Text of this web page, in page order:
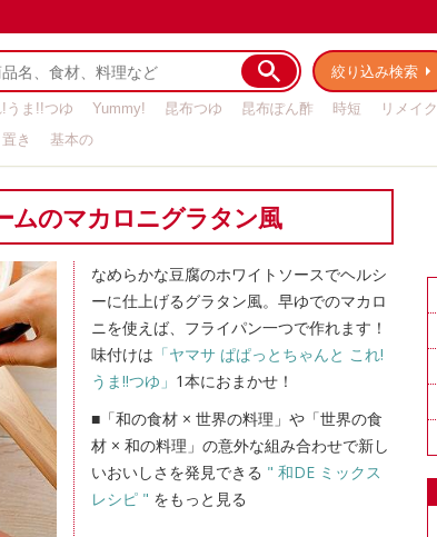
絞り込み検索
!うま!!つゆ Yummy! 昆布つゆ 昆布ぽん酢 時短
リメイク
き
基本の
ムのマカロニグラタン風
なめらかな豆腐のホワイトソースでヘルシ
ーに仕上げるグラタン風。早ゆでのマカロ
ニを使えば、フライパン一つで作れます！
味付けは 「ヤマサ ぱぱっとちゃんと これ!
うま!!つゆ」 1本におまかせ！
■「和の食材 × 世界の料理」や「世界の食
材 × 和の料理」の意外な組み合わせで新し
いおいしさを発見できる " 和DE ミックス
レシピ " をもっと見る